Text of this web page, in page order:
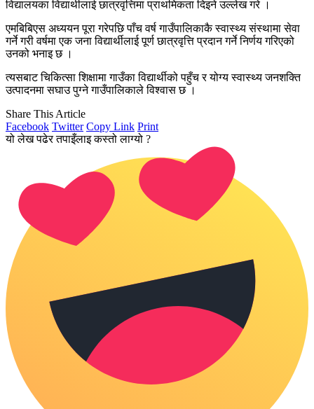
विद्यालयका विद्यार्थीलाई छात्रवृत्तिमा प्राथमिकता दिइने उल्लेख गरे ।
एमबिबिएस अध्ययन पूरा गरेपछि पाँच वर्ष गाउँपालिकाकै स्वास्थ्य संस्थामा सेवा
गर्ने गरी वर्षमा एक जना विद्यार्थीलाई पूर्ण छात्रवृत्ति प्रदान गर्ने निर्णय गरिएको
उनको भनाइ छ ।
त्यसबाट चिकित्सा शिक्षामा गाउँका विद्यार्थीको पहुँच र योग्य स्वास्थ्य जनशक्ति
उत्पादनमा सघाउ पुग्ने गाउँपालिकाले विश्वास छ ।
Share This Article
Facebook Twitter Copy Link Print
यो लेख पढेर तपाइँलाइ कस्तो लाग्यो ?